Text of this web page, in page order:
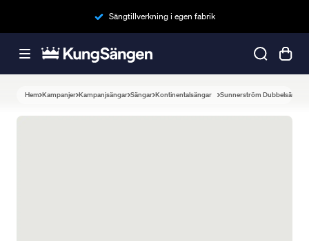
Sängtillverkning i egen fabrik
Hem Kampanjer Kampanjsängar Sängar Kontinentalsängar Sunnerström Dubbelsäng